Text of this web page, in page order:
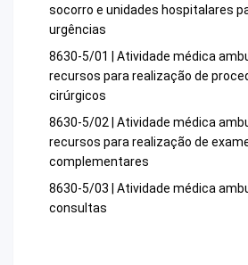
socorro e unidades hospitalares
urgências
8630-5/01 | Atividade médica
recursos para realização de
cirúrgicos
8630-5/02 | Atividade médica
recursos para realização de
complementares
8630-5/03 | Atividade médica
consultas